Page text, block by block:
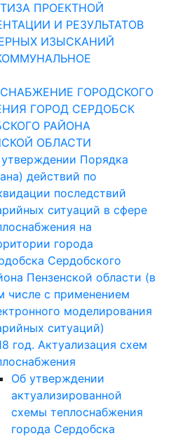
ПРОЕКТНОЙ
И РЕЗУЛЬТАТОВ
ИЗЫСКАНИЙ
ГОРОДСКОГО
ГОРОД СЕРДОБСК
РАЙОНА
ОБЛАСТИ
Порядка
действий по
последствий
ситуаций в сфере
на
города
Сердобского
Пензенской области (в
числе с применением
моделирования
ситуаций)
год. Актуализация схем
Об утверждении
актуализированной
схемы теплоснабжения
города Сердобска